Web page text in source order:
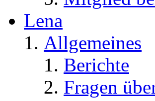
Lena
Allgemeines
Berichte
Fragen